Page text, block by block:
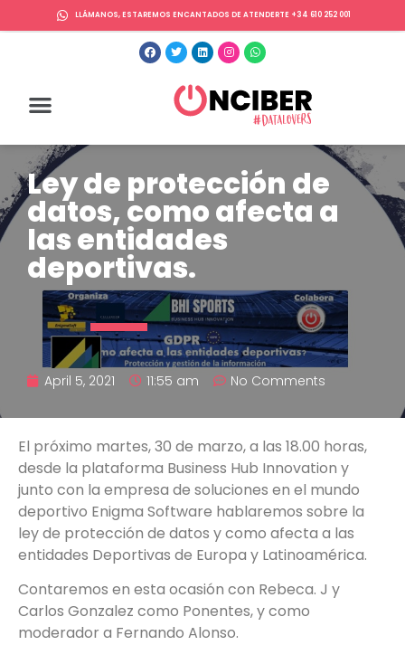
LLÁMANOS, ESTAREMOS ENCANTADOS DE ATENDERTE +34 610 252 001
Ley de protección de
datos, como afecta a
las entidades
deportivas.
April 5, 2021 11:55 am No Comments
El próximo martes, 30 de marzo, a las 18.00 horas,
desde la plataforma Business Hub Innovation y
junto con la empresa de soluciones en el mundo
deportivo Enigma Software hablaremos sobre la
ley de protección de datos y como afecta a las
entidades Deportivas de Europa y Latinoamérica.
Contaremos en esta ocasión con Rebeca. J y
Carlos Gonzalez como Ponentes, y como
moderador a Fernando Alonso.